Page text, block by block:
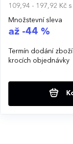
109,94 - 197,92 Kč
Množstevní sleva
až -44 %
Termín dodání
krocích objednávky